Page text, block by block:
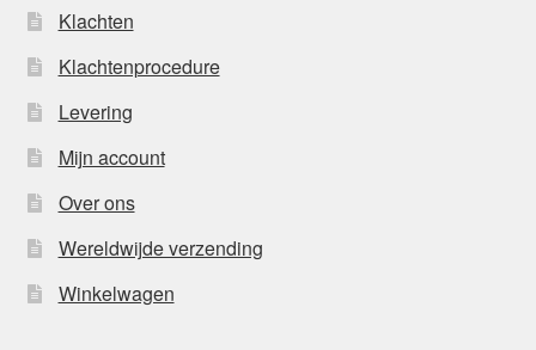
Klachten
Klachtenprocedure
Levering
Mijn account
Over ons
Wereldwijde verzending
Winkelwagen